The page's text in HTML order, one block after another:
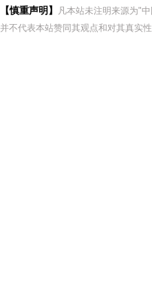
【慎重声明】
凡本站未注明来源为"
并不代表本站赞同其观点和对其真实